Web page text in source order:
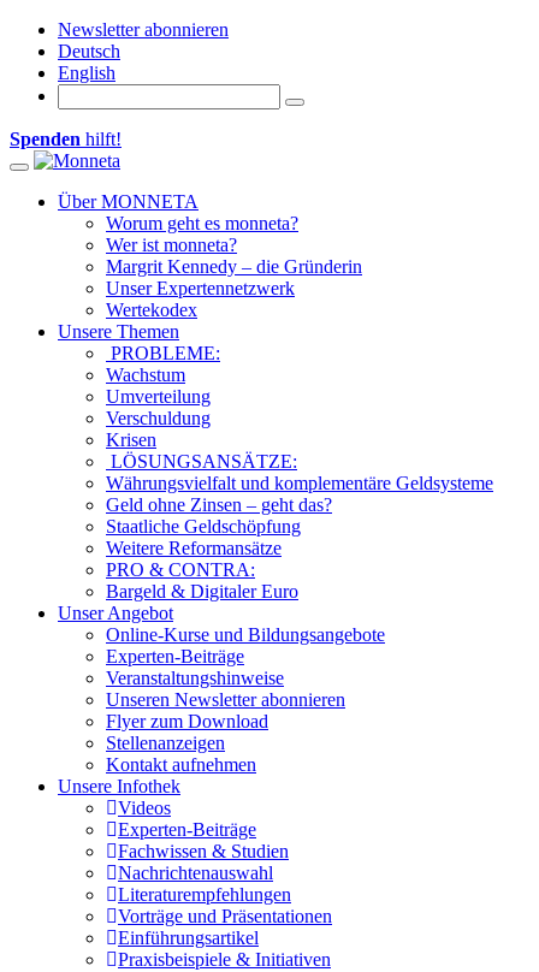
Newsletter abonnieren
Deutsch
English
Spenden hilft!
Toggle navigation
Über MONNETA
Worum geht es monneta?
Wer ist monneta?
Margrit Kennedy – die Gründerin
Unser Expertennetzwerk
Wertekodex
Unsere Themen
PROBLEME:
Wachstum
Umverteilung
Verschuldung
Krisen
LÖSUNGSANSÄTZE:
Währungsvielfalt und komplementäre Geldsysteme
Geld ohne Zinsen – geht das?
Staatliche Geldschöpfung
Weitere Reformansätze
PRO & CONTRA:
Bargeld & Digitaler Euro
Unser Angebot
Online-Kurse und Bildungsangebote
Experten-Beiträge
Veranstaltungshinweise
Unseren Newsletter abonnieren
Flyer zum Download
Stellenanzeigen
Kontakt aufnehmen
Unsere Infothek
Videos
Experten-Beiträge
Fachwissen & Studien
Nachrichtenauswahl
Literaturempfehlungen
Vorträge und Präsentationen
Einführungsartikel
Praxisbeispiele & Initiativen